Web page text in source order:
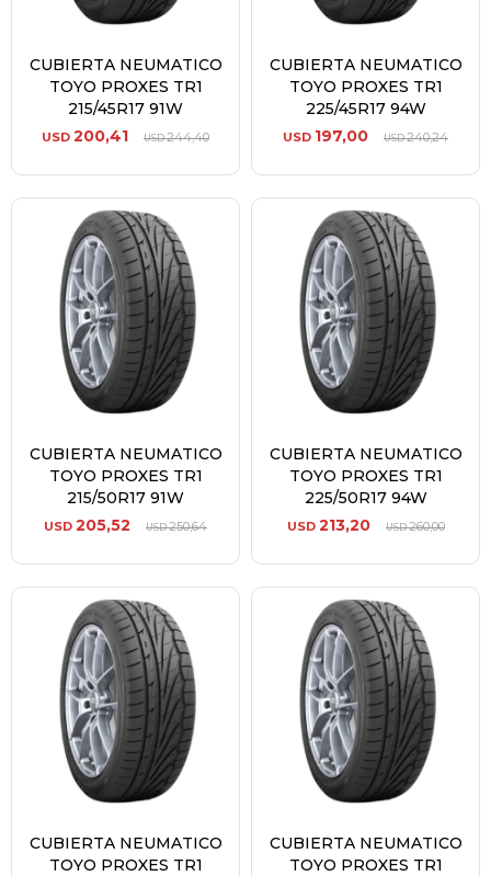
CUBIERTA NEUMATICO
TOYO PROXES TR1
215/45R17 91W
USD 200,41 USD244,40
CUBIERTA NEUMATICO
TOYO PROXES TR1
225/45R17 94W
USD 197,00 USD240,24
CUBIERTA NEUMATICO
TOYO PROXES TR1
215/50R17 91W
USD 205,52 USD250,64
CUBIERTA NEUMATICO
TOYO PROXES TR1
225/50R17 94W
USD 213,20 USD260,00
CUBIERTA NEUMATICO
TOYO PROXES TR1
CUBIERTA NEUMATICO
TOYO PROXES TR1